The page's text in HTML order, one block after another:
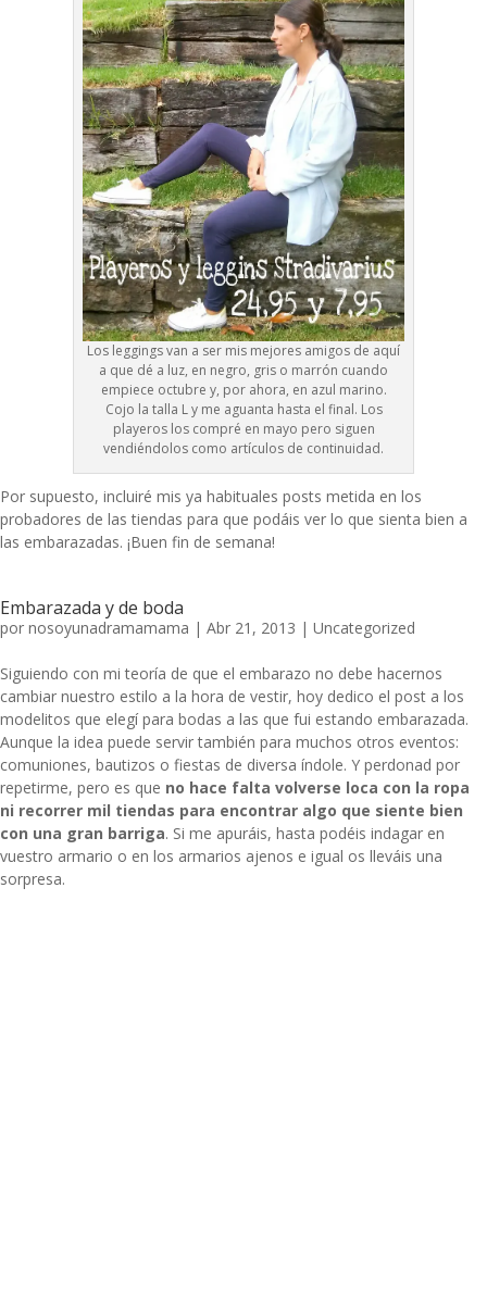
Los leggings van a ser mis mejores amigos de aquí
a que dé a luz, en negro, gris o marrón cuando
empiece octubre y, por ahora, en azul marino.
Cojo la talla L y me aguanta hasta el final. Los
playeros los compré en mayo pero siguen
vendiéndolos como artículos de continuidad.
Por supuesto, incluiré mis ya habituales posts metida en los
probadores de las tiendas para que podáis ver lo que sienta bien a
las embarazadas. ¡Buen fin de semana!
Embarazada y de boda
por nosoyunadramamama | Abr 21, 2013 | Uncategorized
Siguiendo con mi teoría de que el embarazo no debe hacernos
cambiar nuestro estilo a la hora de vestir, hoy dedico el post a los
modelitos que elegí para bodas a las que fui estando embarazada.
Aunque la idea puede servir también para muchos otros eventos:
comuniones, bautizos o fiestas de diversa índole. Y perdonad por
repetirme, pero es que no hace falta volverse loca con la ropa
ni recorrer mil tiendas para encontrar algo que siente bien
con una gran barriga. Si me apuráis, hasta podéis indagar en
vuestro armario o en los armarios ajenos e igual os lleváis una
sorpresa.